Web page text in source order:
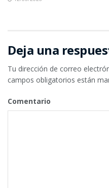
Deja una
Tu dirección de correo
campos obligatorios están
Comentario